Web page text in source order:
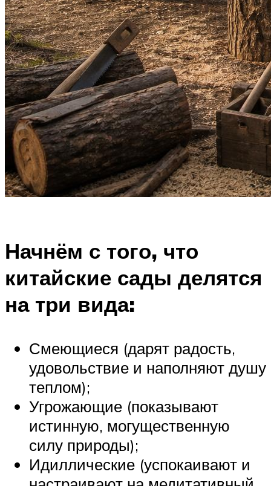
Начнём с того, что
китайские сады делятся
на три вида:
Смеющиеся (дарят радость,
удовольствие и наполняют душу
теплом);
Угрожающие (показывают
истинную, могущественную
силу природы);
Идиллические (успокаивают и